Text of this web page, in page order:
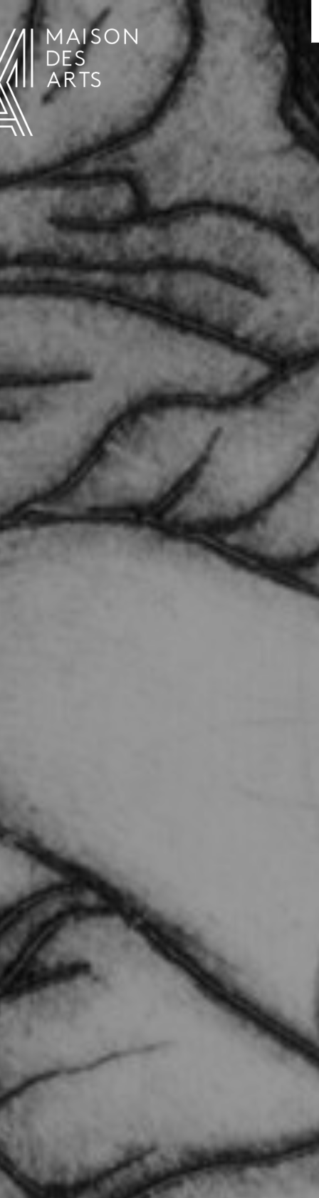
LA MAISON DES ARTS
LE LIEU
LOCATIONS
L’ESTAMINET
ARTISTES
PARTENAIRES
INFOS PRATIQUES
HORAIRES ET ADRESSE
TARIFS ET RÉSERVATION
ÉQUIPE ET CONTACTS